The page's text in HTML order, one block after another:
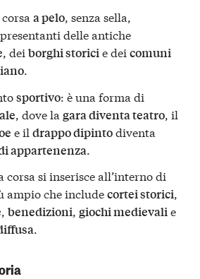
a pelo, senza sella,
delle antiche
, dei borghi storicie dei comuni
.
sportivo: è una forma di
, dove la gara diventa teatro, il
e il drappo dipintodiventa
appartenenza.
corsa si inserisce all’interno di
ampio che includecortei storici,
, benedizioni, giochi medievalie
.